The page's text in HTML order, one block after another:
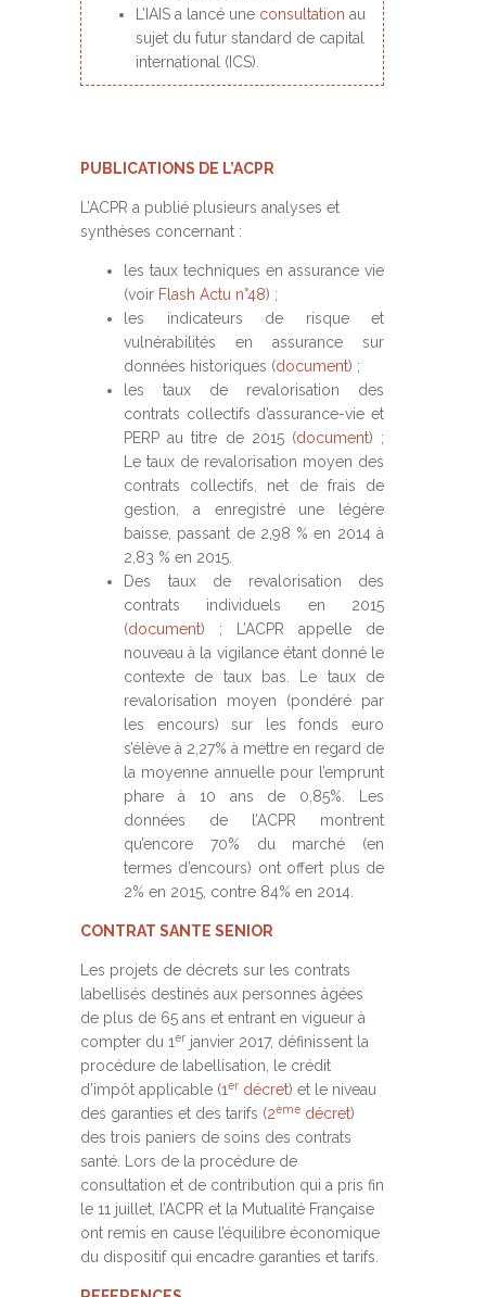
L’IAIS a lancé une consultation au
sujet du futur standard de capital
international (ICS).
PUBLICATIONS DE L’ACPR
L’ACPR a publié plusieurs analyses et
synthèses concernant :
les taux techniques en assurance vie
(voir Flash Actu n°48) ;
les indicateurs de risque et
vulnérabilités en assurance sur
données historiques (document) ;
les taux de revalorisation des
contrats collectifs d’assurance-vie et
PERP au titre de 2015 (document) ;
Le taux de revalorisation moyen des
contrats collectifs, net de frais de
gestion, a enregistré une légère
baisse, passant de 2,98 % en 2014 à
2,83 % en 2015.
Des taux de revalorisation des
contrats individuels en 2015
(document) ; L’ACPR appelle de
nouveau à la vigilance étant donné le
contexte de taux bas. Le taux de
revalorisation moyen (pondéré par
les encours) sur les fonds euro
s’élève à 2,27% à mettre en regard de
la moyenne annuelle pour l’emprunt
phare à 10 ans de 0,85%. Les
données de l’ACPR montrent
qu’encore 70% du marché (en
termes d’encours) ont offert plus de
2% en 2015, contre 84% en 2014.
CONTRAT SANTE SENIOR
Les projets de décrets sur les contrats
labellisés destinés aux personnes âgées
de plus de 65 ans et entrant en vigueur à
compter du 1er janvier 2017, définissent la
procédure de labellisation, le crédit
d’impôt applicable (1er décret) et le niveau
des garanties et des tarifs (2ème décret)
des trois paniers de soins des contrats
santé. Lors de la procédure de
consultation et de contribution qui a pris fin
le 11 juillet, l’ACPR et la Mutualité Française
ont remis en cause l’équilibre économique
du dispositif qui encadre garanties et tarifs.